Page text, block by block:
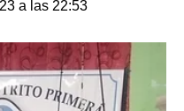
a las 22:53